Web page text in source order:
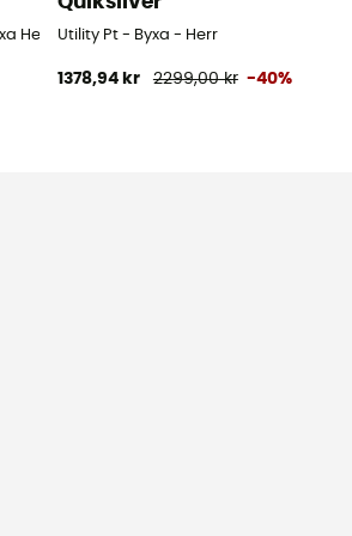
Herr Utility Pt - Byxa - Herr
1378,94 kr 2299,00 kr -40%